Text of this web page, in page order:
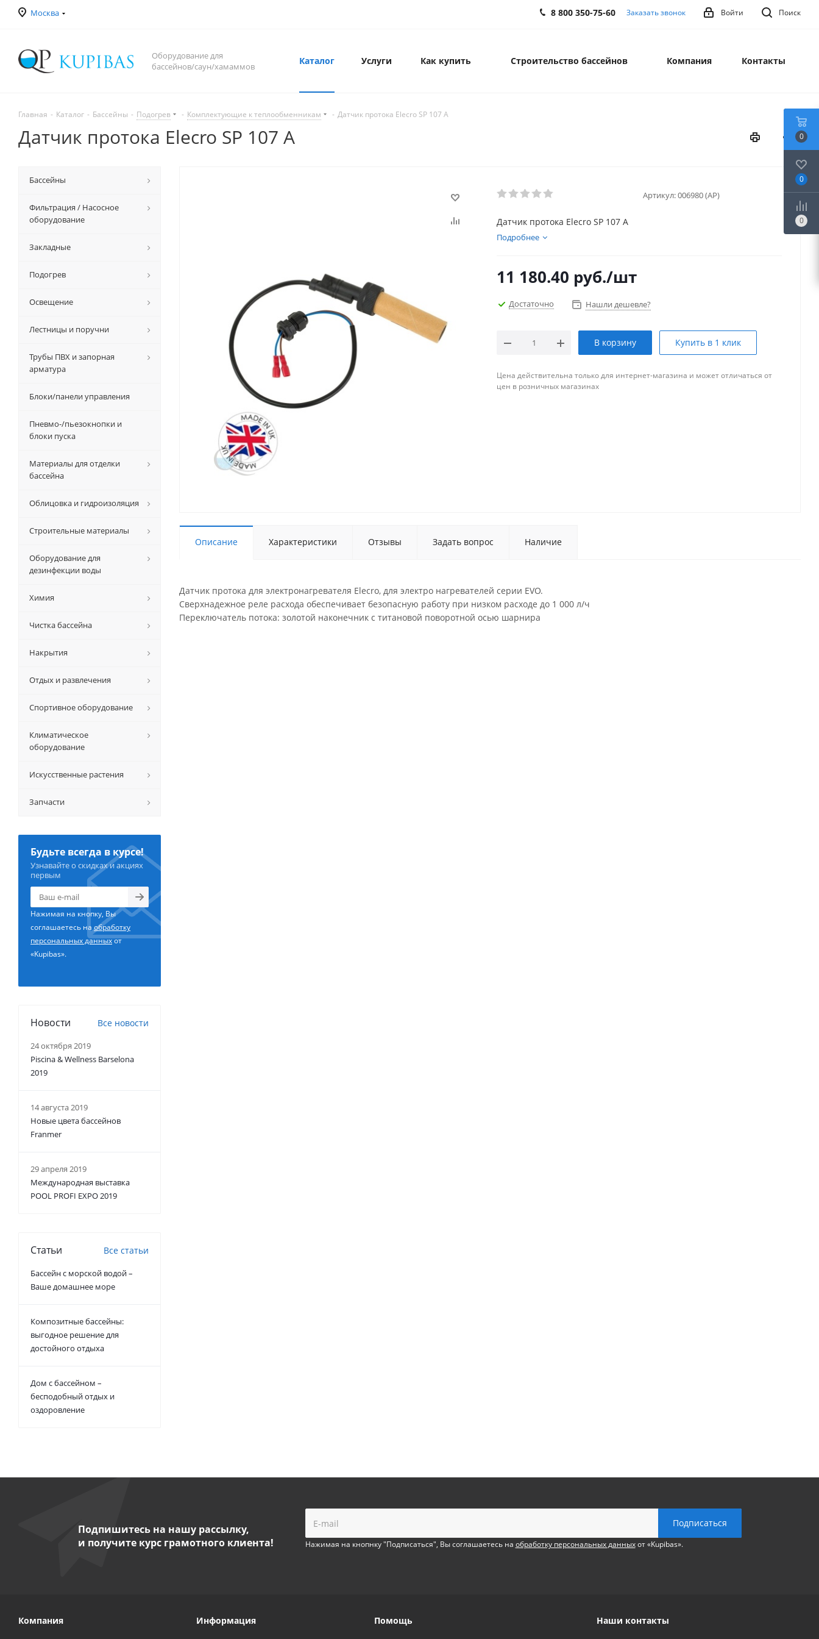
Москва Поиск
Войти
8 800 350-75-60 Заказать звонок
Оборудование для
бассейнов/саун/хамаммов
Каталог Услуги Как купить Строительство бассейнов Компания Контакты
Главная - Каталог - Бассейны - Подогрев - Комплектующие к теплообменникам - Датчик протока Elecro SP 107 A
Датчик протока Elecro SP 107 A
Артикул:006980 (AP)
Датчик протока Elecro SP 107 A
Подробнее
11 180.40 руб./шт
Достаточно Нашли дешевле?
В корзину Купить в 1 клик
Цена действительна только для интернет-магазина и может отличаться от
цен в розничных магазинах
Описание Характеристики Отзывы Задать вопрос Наличие
Датчик протока для электронагревателя Elecro, для электро нагревателей серии EVO.
Сверхнадежное реле расхода обеспечивает безопасную работу при низком расходе до 1 000 л/ч
Переключатель потока: золотой наконечник с титановой поворотной осью шарнира
Бассейны
Фильтрация / Насосное
оборудование
Закладные
Подогрев
Освещение
Лестницы и поручни
Трубы ПВХ и запорная
арматура
Блоки/панели управления
Пневмо-/пьезокнопки и
блоки пуска
Материалы для отделки
бассейна
Облицовка и гидроизоляция
Строительные материалы
Оборудование для
дезинфекции воды
Химия
Чистка бассейна
Накрытия
Отдых и развлечения
Спортивное оборудование
Климатическое
оборудование
Искусственные растения
Запчасти
Будьте всегда в курсе!
Узнавайте о скидках и акциях
первым
Нажимая на кнопку, Вы
соглашаетесь наобработку
персональных данныхот
«Kupibas».
Новости Все новости
24 октября 2019
Piscina & Wellness Barselona
2019
14 августа 2019
Новые цвета бассейнов
Franmer
29 апреля 2019
Международная выставка
POOL PROFI EXPO 2019
Статьи Все статьи
Бассейн с морской водой –
Ваше домашнее море
Композитные бассейны:
выгодное решение для
достойного отдыха
Дом с бассейном –
бесподобный отдых и
оздоровление
Подпишитесь на нашу рассылку,
и получите курс грамотного клиента!
Нажимая на кнопнку "Подписаться", Вы соглашаетесь на обработку персональных данныхот «Kupibas».
Компания Информация Помощь Наши контакты
0
0
0